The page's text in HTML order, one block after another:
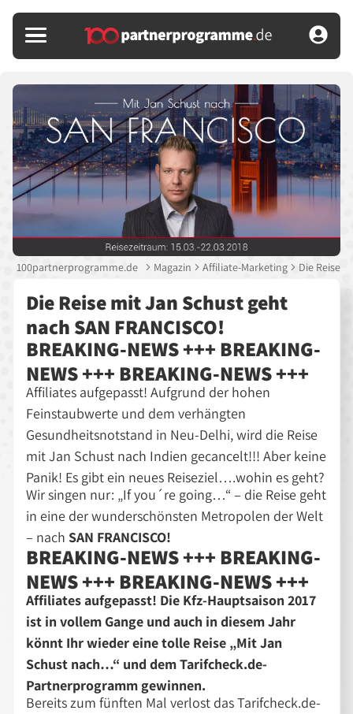
100partnerprogramme.de Magazin Affiliate-Marketing Die Reise
Die Reise mit Jan Schust geht
nach SAN FRANCISCO!
BREAKING-NEWS +++ BREAKING-
NEWS +++ BREAKING-NEWS +++
Affiliates aufgepasst! Aufgrund der hohen
Feinstaubwerte und dem verhängten
Gesundheitsnotstand in Neu-Delhi, wird die Reise
mit Jan Schust nach Indien gecancelt!!! Aber keine
Panik! Es gibt ein neues Reiseziel….wohin es geht?
Wir singen nur: „If you´re going…“ – die Reise geht
in eine der wunderschönsten Metropolen der Welt
– nachSAN FRANCISCO!
BREAKING-NEWS +++ BREAKING-
NEWS +++ BREAKING-NEWS +++
Affiliates aufgepasst! Die Kfz-Hauptsaison 2017
ist in vollem Gange und auch in diesem Jahr
könnt Ihr wieder eine tolle Reise „Mit Jan
Schust nach…“ und dem Tarifcheck.de-
Partnerprogramm gewinnen.
Bereits zum fünften Mal verlost das Tarifcheck.de-